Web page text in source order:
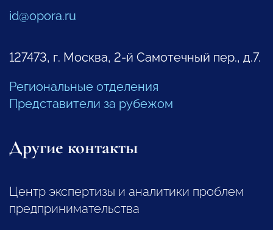
id@opora.ru
127473, г. Москва, 2-й Самотечный пер., д.7.
Региональные отделения
Представители за рубежом
Другие контакты
Центр экспертизы и аналитики проблем
предпринимательства